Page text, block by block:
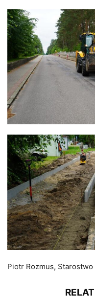
Piotr Rozmus,